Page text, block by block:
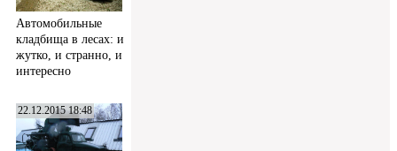
Автомобильные
кладбища в лесах: и
жутко, и странно, и
интересно
22.12.2015 18:48